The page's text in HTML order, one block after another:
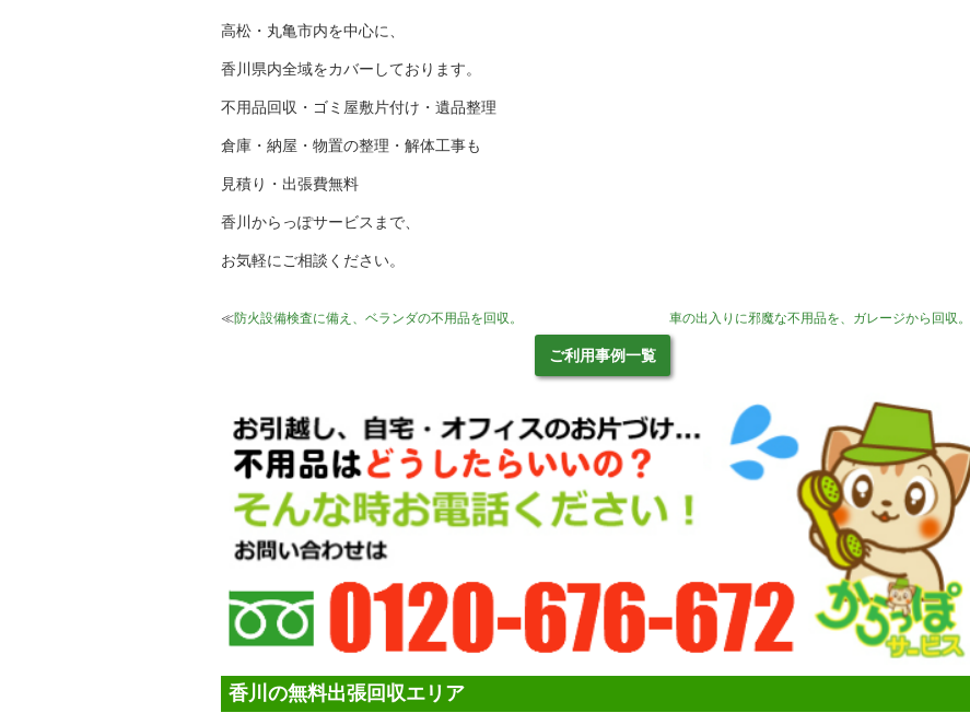
高松・丸亀市内を中心に、
香川県内全域をカバーしております。
不用品回収・ゴミ屋敷片付け・遺品整理
倉庫・納屋・物置の整理・解体工事も
見積り・出張費無料
香川からっぽサービスまで、
お気軽にご相談ください。
≪防火設備検査に備え、ベランダの不用品を回収。 車の出入りに邪魔な不用品を、ガレージから回収。
ご利用事例一覧
香川の無料出張回収エリア